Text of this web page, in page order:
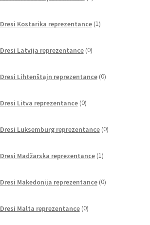
Dresi Kostarika reprezentance 1izdelek
Dresi Latvija reprezentance 0izdelkov
Dresi Lihtenštajn reprezentance 0izdelkov
Dresi Litva reprezentance 0izdelkov
Dresi Luksemburg reprezentance 0izdelkov
Dresi Madžarska reprezentance 1izdelek
Dresi Makedonija reprezentance 0izdelkov
Dresi Malta reprezentance 0izdelkov